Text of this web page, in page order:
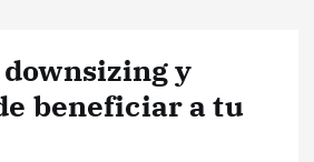
downsizing y
beneficiar a tu